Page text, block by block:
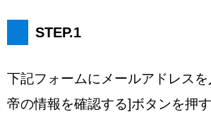
STEP.1
下記フォームにメールアドレス
帝の情報を確認する]ボタンを押す